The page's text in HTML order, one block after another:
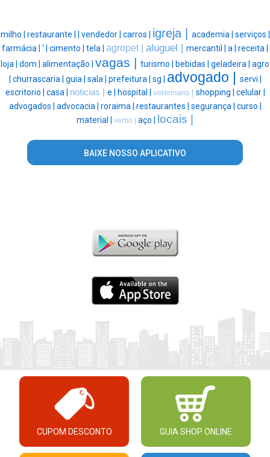
milho | restaurante | | vendedor | carros | igreja | academia | serviços |
farmácia | ' | cimento | tela | agropet | aluguel | mercantil | a | receita |
loja | dom | alimentação | vagas | turismo | bebidas | geladeira | agro
| churrascaria | guia | sala | prefeitura | sg | advogado | servi |
escritorio | casa | noticias | e | hospital | veterinario | shopping | celular |
advogados | advocacia | roraima | restaurantes | segurança | curso |
material | verbo | aço | locais |
BAIXE NOSSO APLICATIVO
CUPOM DESCONTO GUIA SHOP ONLINE